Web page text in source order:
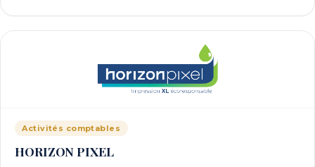
Activités comptables
HORIZON PIXEL